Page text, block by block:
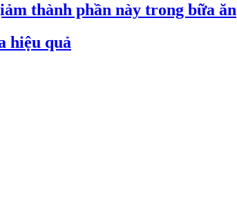
thành phần này trong bữa ăn
hiệu quả